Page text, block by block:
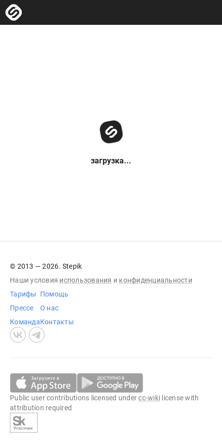
загрузка...
© 2013 — 2026. Stepik
Наши условия использования и конфиденциальности
Тарифы
Прессе
Команда
Помощь
О нас
Контакты
Public user contributions licensed undercc-wiki license with
attribution required